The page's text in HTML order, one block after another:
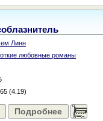
Линн
любовные романы
(4.19)
Подробнее ......